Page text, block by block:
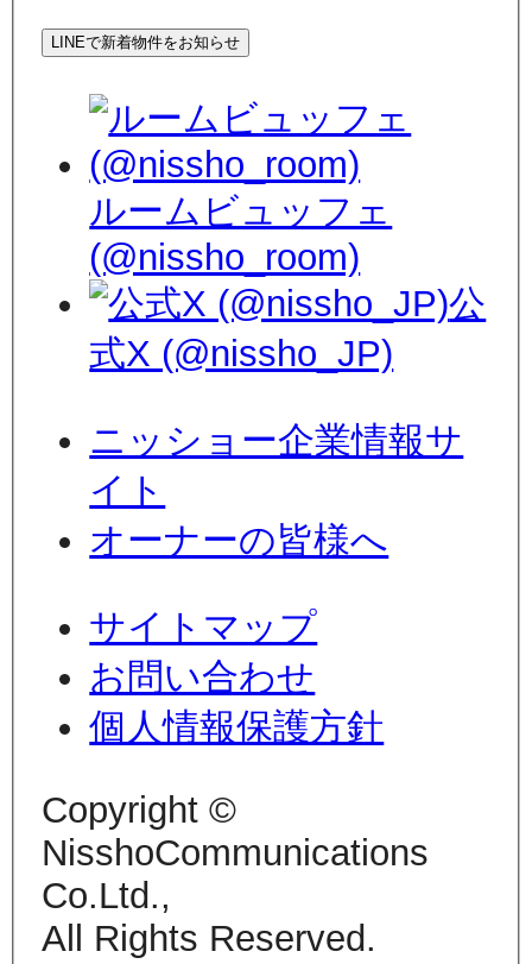
LINEで新着物件をお知らせ
ルームビュッフェ
(@nissho_room)
公
式X (@nissho_JP)
ニッショー企業情報サ
イト
オーナーの皆様へ
サイトマップ
お問い合わせ
個人情報保護方針
Copyright ©
NisshoCommunications
Co.Ltd.,
All Rights Reserved.